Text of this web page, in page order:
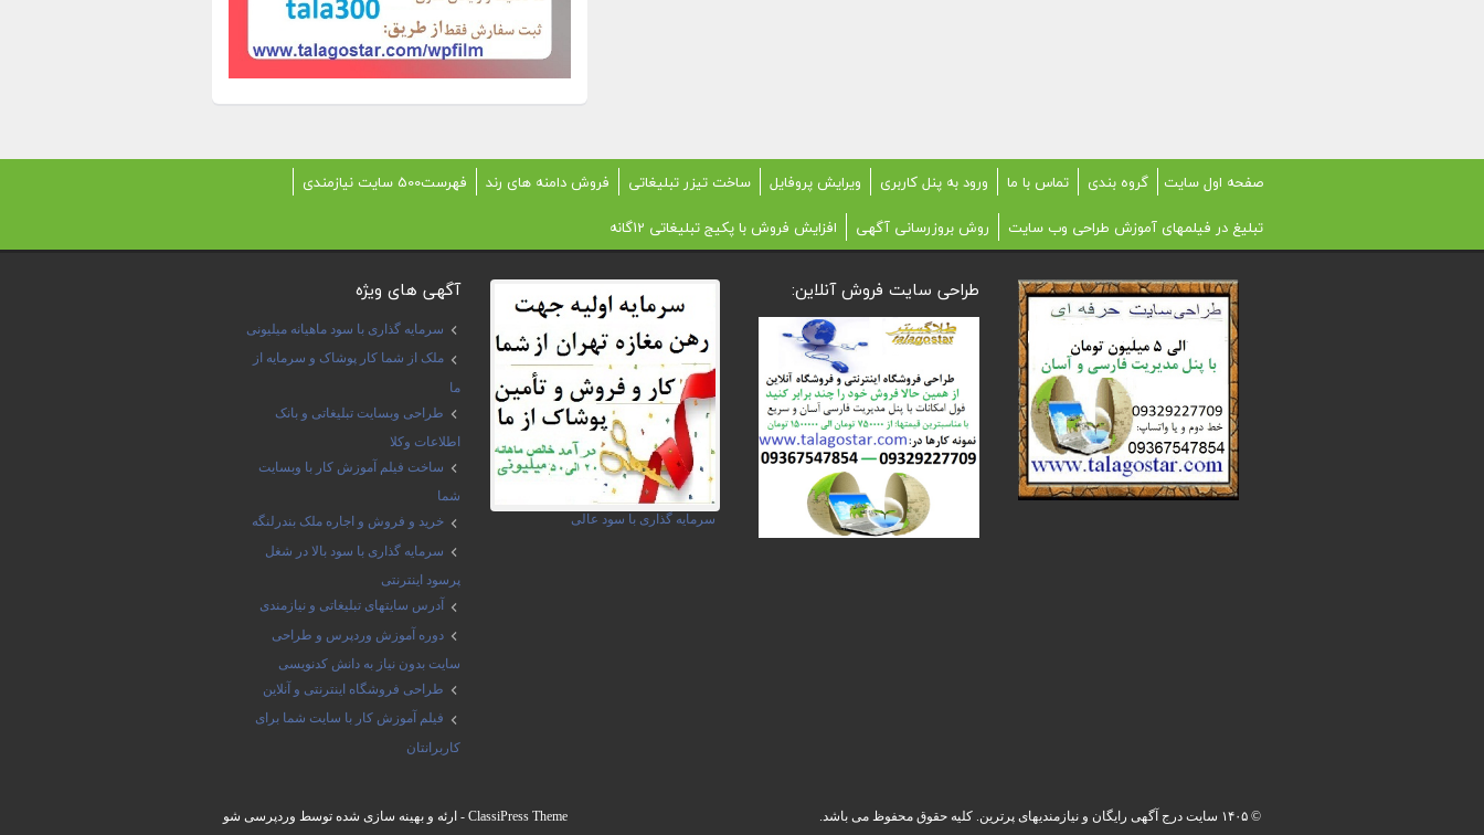
صفحه اول سایت گروه بندی تماس با ما ورود به پنل کاربری ویرایش پروفایل ساخت تیزر تبلیغاتی فروش دامنه های رند
فهرست500 سایت نیازمندی
تبلیغ در فیلمهای آموزش طراحی وب سایت
روش بروزرسانی آگهی افزایش فروش با پکیج تبلیغاتی 12گانه
آگهی های ویژه
سرمایه گذاری با سود ماهیانه میلیونی
ملک از شما کار پوشاک و سرمایه از
ما
طراحی وبسایت تبلیغاتی و بانک
اطلاعات وکلا
ساخت فیلم آموزش کار با وبسایت
شما
خرید و فروش و اجاره ملک بندرلنگه
سرمایه گذاری با سود بالا در شغل
پرسود اینترنتی
آدرس سایتهای تبلیغاتی و نیازمندی
دوره آموزش وردپرس و طراحی
سایت بدون نیاز به دانش کدنویسی
طراحی فروشگاه اینترنتی و آنلاین
فیلم آموزش کار با سایت شما برای
کاربرانتان
سرمایه گذاری با سود عالی
طراحی سایت فروش آنلاین:
© ۱۴۰۵ سایت درج آگهی رایگان و نیازمندیهای پرترین. کلیه حقوق محفوظ می باشد. ClassiPress Theme - ارئه و بهینه سازی شده توسط وردپرسی شو